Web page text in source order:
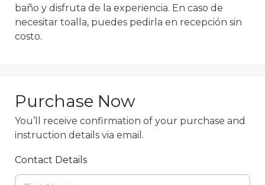
baño y disfruta de la experiencia. En caso de
necesitar toalla, puedes pedirla en recepción sin
costo.
Purchase Now
You’ll receive confirmation of your purchase and
instruction details via email.
Contact Details